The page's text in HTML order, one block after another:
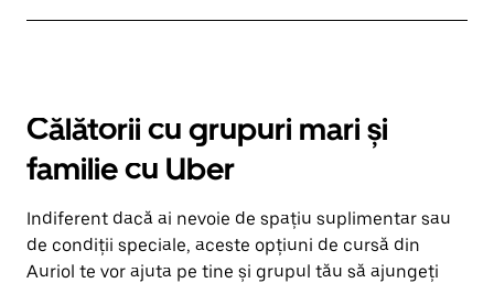
Călătorii cu grupuri mari și
familie cu Uber
Indiferent dacă ai nevoie de spațiu suplimentar sau
de condiții speciale, aceste opțiuni de cursă din
Auriol te vor ajuta pe tine și grupul tău să ajungeți